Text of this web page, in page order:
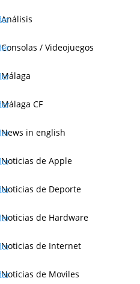
Análisis
Consolas / Videojuegos
Málaga
Málaga CF
News in english
Noticias de Apple
Noticias de Deporte
Noticias de Hardware
Noticias de Internet
Noticias de Moviles